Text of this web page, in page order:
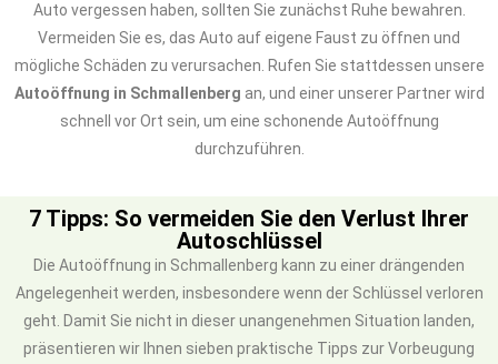
Auto vergessen haben, sollten Sie zunächst Ruhe bewahren.
Vermeiden Sie es, das Auto auf eigene Faust zu öffnen und
mögliche Schäden zu verursachen. Rufen Sie stattdessen unsere
Autoöffnung in Schmallenberg an, und einer unserer Partner wird
schnell vor Ort sein, um eine schonende Autoöffnung
durchzuführen.
7 Tipps: So vermeiden Sie den Verlust Ihrer
Autoschlüssel
Die Autoöffnung in Schmallenberg kann zu einer drängenden
Angelegenheit werden, insbesondere wenn der Schlüssel verloren
geht. Damit Sie nicht in dieser unangenehmen Situation landen,
präsentieren wir Ihnen sieben praktische Tipps zur Vorbeugung